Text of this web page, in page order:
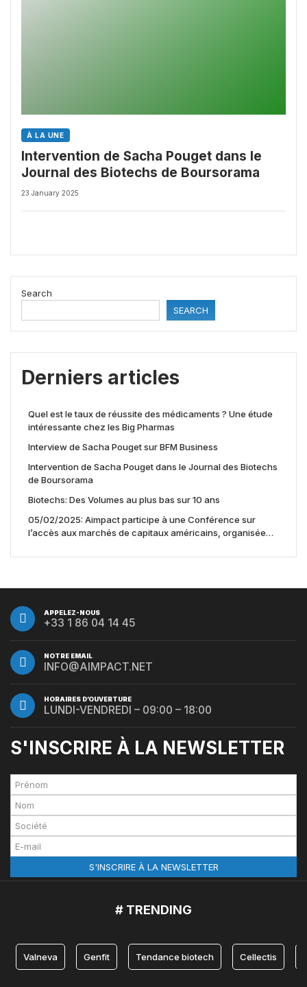
À LA UNE
Intervention de Sacha Pouget dans le
Journal des Biotechs de Boursorama
23 January 2025
Search
SEARCH
Derniers articles
Quel est le taux de réussite des médicaments ? Une étude
intéressante chez les Big Pharmas
Interview de Sacha Pouget sur BFM Business
Intervention de Sacha Pouget dans le Journal des Biotechs
de Boursorama
Biotechs: Des Volumes au plus bas sur 10 ans
05/02/2025: Aimpact participe à une Conférence sur
l’accès aux marchés de capitaux américains, organisée
APPELEZ-NOUS
+33 1 86 04 14 45
NOTRE EMAIL
INFO@AIMPACT.NET
HORAIRES D’OUVERTURE
LUNDI-VENDREDI – 09:00 – 18:00
S'INSCRIRE À LA NEWSLETTER
# TRENDING
Valneva Genfit Tendance biotech Cellectis